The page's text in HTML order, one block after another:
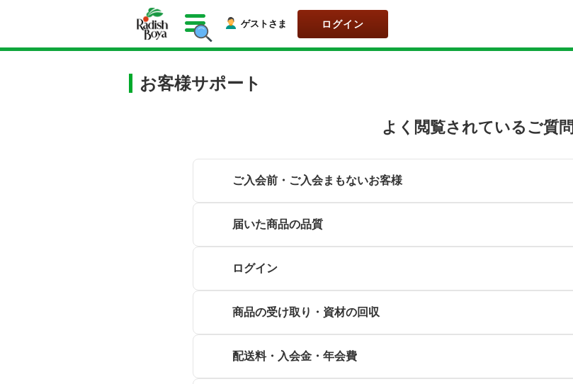
ゲストさま ログイン
お客様サポート
よく閲覧されているご質問
ご入会前・ご入会まもないお客様
届いた商品の品質
ログイン
商品の受け取り・資材の回収
配送料・入会金・年会費